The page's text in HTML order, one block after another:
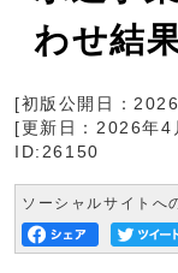
わせ結
[初版公開日：
[更新日： 2026年4
ID:26150
ソーシャルサイトへ